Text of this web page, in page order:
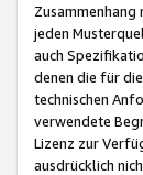
jeden
auch
denen die für
technischen
verwendete
Lizenz zur
ausdrücklich